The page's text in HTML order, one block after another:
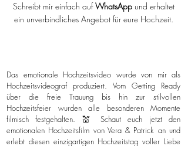
Schreibt mir einfach aufWhatsAppund erhaltet
ein unverbindliches Angebot für eure Hochzeit.
Das emotionale Hochzeitsvideo wurde von mir als
Hochzeitsvideograf produziert. Vom Getting Ready
über die freie Trauung bis hin zur stilvollen
Hochzeitsfeier wurden alle besonderen Momente
filmisch festgehalten. 💒 Schaut euch jetzt den
emotionalen Hochzeitsfilm von Vera & Patrick an und
erlebt diesen einzigartigen Hochzeitstag voller Liebe